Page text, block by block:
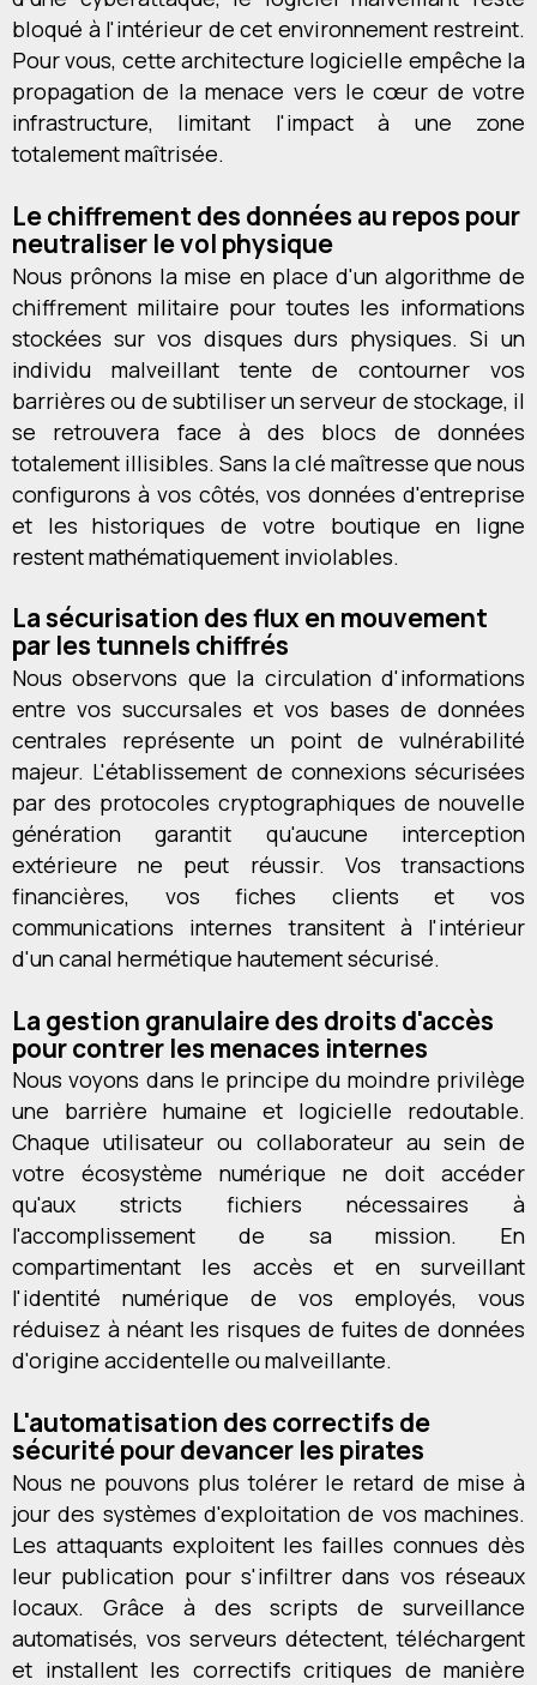
bloqué à l'intérieur de cet environnement restreint.
Pour vous, cette architecture logicielle empêche la
propagation de la menace vers le cœur de votre
infrastructure, limitant l'impact à une zone
totalement maîtrisée.
Le chiffrement des données au repos pour
neutraliser le vol physique
Nous prônons la mise en place d'un algorithme de
chiffrement militaire pour toutes les informations
stockées sur vos disques durs physiques. Si un
individu malveillant tente de contourner vos
barrières ou de subtiliser un serveur de stockage, il
se retrouvera face à des blocs de données
totalement illisibles. Sans la clé maîtresse que nous
configurons à vos côtés, vos données d'entreprise
et les historiques de votre boutique en ligne
restent mathématiquement inviolables.
La sécurisation des flux en mouvement
par les tunnels chiffrés
Nous observons que la circulation d'informations
entre vos succursales et vos bases de données
centrales représente un point de vulnérabilité
majeur. L'établissement de connexions sécurisées
par des protocoles cryptographiques de nouvelle
génération garantit qu'aucune interception
extérieure ne peut réussir. Vos transactions
financières, vos fiches clients et vos
communications internes transitent à l'intérieur
d'un canal hermétique hautement sécurisé.
La gestion granulaire des droits d'accès
pour contrer les menaces internes
Nous voyons dans le principe du moindre privilège
une barrière humaine et logicielle redoutable.
Chaque utilisateur ou collaborateur au sein de
votre écosystème numérique ne doit accéder
qu'aux stricts fichiers nécessaires à
l'accomplissement de sa mission. En
compartimentant les accès et en surveillant
l'identité numérique de vos employés, vous
réduisez à néant les risques de fuites de données
d'origine accidentelle ou malveillante.
L'automatisation des correctifs de
sécurité pour devancer les pirates
Nous ne pouvons plus tolérer le retard de mise à
jour des systèmes d'exploitation de vos machines.
Les attaquants exploitent les failles connues dès
leur publication pour s'infiltrer dans vos réseaux
locaux. Grâce à des scripts de surveillance
automatisés, vos serveurs détectent, téléchargent
et installent les correctifs critiques de manière